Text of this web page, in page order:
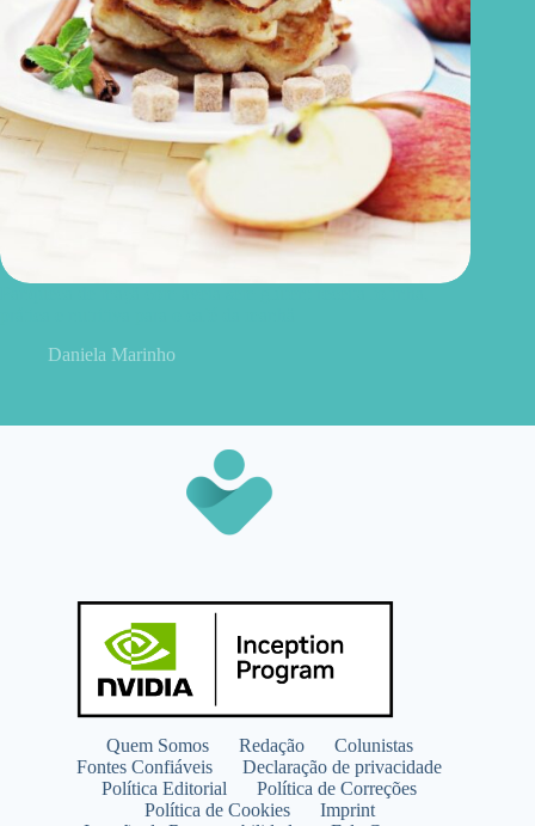
Daniela Marinho
Quem Somos Redação
Colunistas
Fontes Confiáveis
Declaração de privacidade
Política Editorial
Política de Correções
Política de Cookies
Imprint